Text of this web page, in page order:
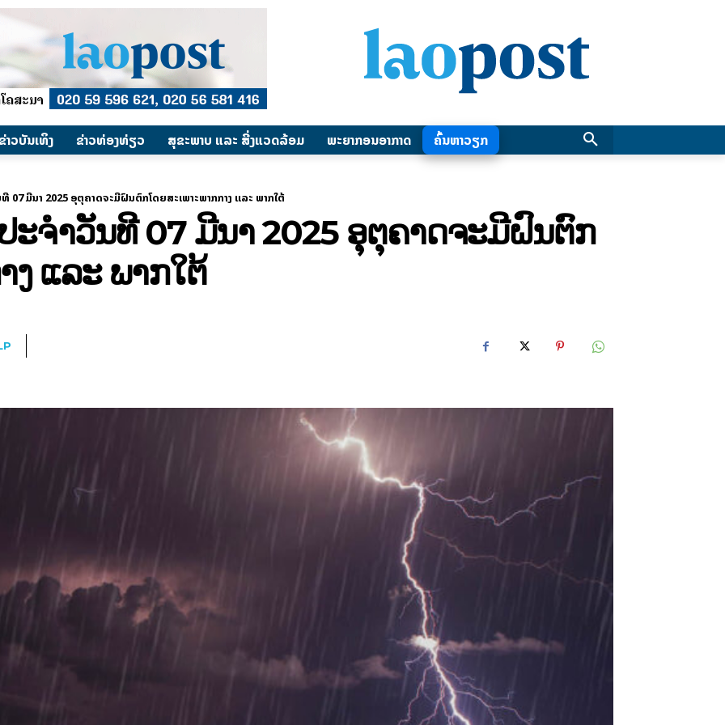
າວບັນເທິງ ​ຂ່າວທ່ອງທ່ຽວ ສຸຂະພາບ ແລະ ສີ່ງແວດລ້ອມ ພະຍາກອນອາກາດ ຄົ້ນຫາວຽກ
07 ມີນາ 2025 ອຸຕຸຄາດຈະມີຝົນຕົກໂດຍສະເພາະພາກກາງ ແລະ ພາກໃຕ້
ະຈຳວັນທີ 07 ມີນາ 2025 ອຸຕຸຄາດຈະມີຝົນຕົກ
ງ ແລະ ພາກໃຕ້